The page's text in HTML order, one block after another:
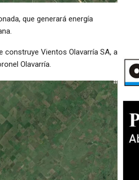
que generará energía
construye Vientos Olavarría SA, a
Olavarría.